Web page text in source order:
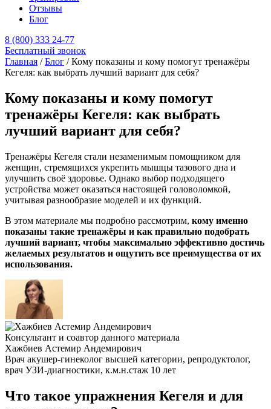
Отзывы
Блог
8 (800) 333 24-77
Бесплатный звонок
Главная /Блог /Кому показаны и кому помогут тренажёры
Кегеля: как выбрать лучший вариант для себя?
Кому показаны и кому помогут
тренажёры Кегеля: как выбрать
лучший вариант для себя?
Тренажёры Кегеля стали незаменимым помощником для
женщин, стремящихся укрепить мышцы тазового дна и
улучшить своё здоровье. Однако выбор подходящего
устройства может оказаться настоящей головоломкой,
учитывая разнообразие моделей и их функций.
В этом материале мы подробно рассмотрим, кому именно
показаны такие тренажёры и как правильно подобрать
лучший вариант, чтобы максимально эффективно достичь
желаемых результатов и ощутить все преимущества от их
использования.
Консультант и соавтор данного материала
Хажбиев Астемир Андемирович
Врач акушер-гинеколог высшей категории, репродуктолог,
врач УЗИ-диагностики, к.м.н.стаж 10 лет
Что такое упражнения Кегеля и для